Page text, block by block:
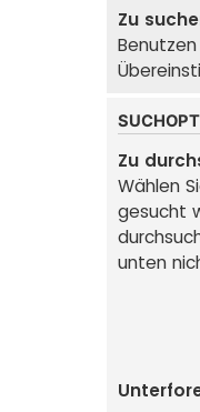
Zu
Zu
Wählen
gesucht
unten